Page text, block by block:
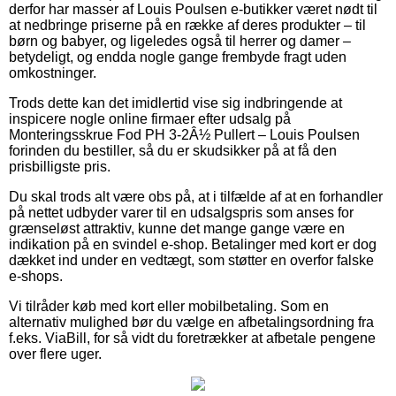
derfor har masser af Louis Poulsen e-butikker været nødt til
at nedbringe priserne på en række af deres produkter – til
børn og babyer, og ligeledes også til herrer og damer –
betydeligt, og endda nogle gange frembyde fragt uden
omkostninger.
Trods dette kan det imidlertid vise sig indbringende at
inspicere nogle online firmaer efter udsalg på
Monteringsskrue Fod PH 3-2Â½ Pullert – Louis Poulsen
forinden du bestiller, så du er skudsikker på at få den
prisbilligste pris.
Du skal trods alt være obs på, at i tilfælde af at en forhandler
på nettet udbyder varer til en udsalgspris som anses for
grænseløst attraktiv, kunne det mange gange være en
indikation på en svindel e-shop. Betalinger med kort er dog
dækket ind under en vedtægt, som støtter en overfor falske
e-shops.
Vi tilråder køb med kort eller mobilbetaling. Som en
alternativ mulighed bør du vælge en afbetalingsordning fra
f.eks. ViaBill, for så vidt du foretrækker at afbetale pengene
over flere uger.